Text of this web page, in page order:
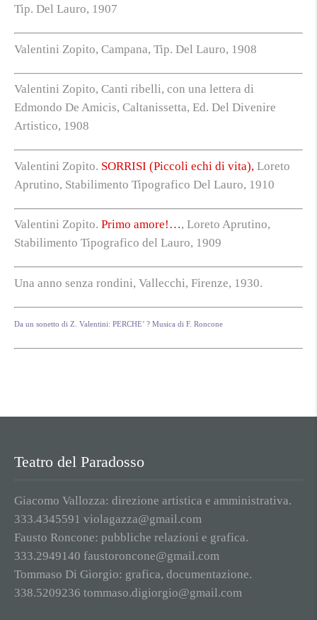
Tip. Del Lauro, 1907
Valentini Zopito, Campana, Tip. Del Lauro, 1908
Valentini Zopito, Canti ribelli, con una lettera di
Edmondo De Amicis, Caltanissetta, Ed. Del Divenire
Artistico, 1908
Valentini Zopito. SORRISI (Piccoli echi di vita), Loreto
Aprutino, Stabilimento Tipografico Del Lauro, 1910
Valentini Zopito. Primo amore!…, Loreto Aprutino,
Stabilimento Tipografico del Lauro, 1909
Una anno senza rondini, Vallecchi, Firenze, 1930.
Da un sonetto di Z. Valentini: PERCHE’ ? Musica di F. Roncone
Teatro del Paradosso
Giacomo Vallozza: direzione artistica e amministrativa.
333.4345591 violagazza@gmail.com
Fausto Roncone: pubbliche relazioni e grafica.
333.2949140 faustoroncone@gmail.com
Tommaso Di Giorgio: grafica, documentazione.
338.5209236 tommaso.digiorgio@gmail.com